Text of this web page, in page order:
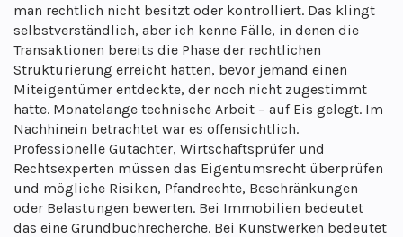
man rechtlich nicht besitzt oder kontrolliert. Das klingt
selbstverständlich, aber ich kenne Fälle, in denen die
Transaktionen bereits die Phase der rechtlichen
Strukturierung erreicht hatten, bevor jemand einen
Miteigentümer entdeckte, der noch nicht zugestimmt
hatte. Monatelange technische Arbeit – auf Eis gelegt. Im
Nachhinein betrachtet war es offensichtlich.
Professionelle Gutachter, Wirtschaftsprüfer und
Rechtsexperten müssen das Eigentumsrecht überprüfen
und mögliche Risiken, Pfandrechte, Beschränkungen
oder Belastungen bewerten. Bei Immobilien bedeutet
das eine Grundbuchrecherche. Bei Kunstwerken bedeutet